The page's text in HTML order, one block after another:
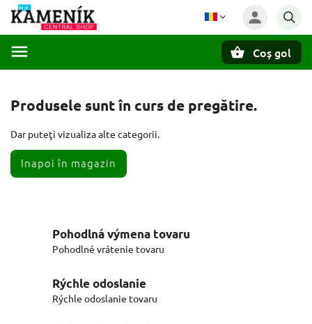
Coş gol
Produsele sunt în curs de pregătire.
Dar puteţi vizualiza alte categorii.
Inapoi în magazin
Pohodlná výmena tovaru
Pohodlné vrátenie tovaru
Rýchle odoslanie
Rýchle odoslanie tovaru